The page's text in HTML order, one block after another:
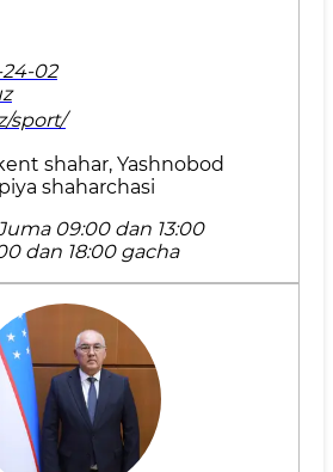
24-02
sport/
shahar, Yashnobod
shaharchasi
09:00 dan 13:00
dan 18:00 gacha